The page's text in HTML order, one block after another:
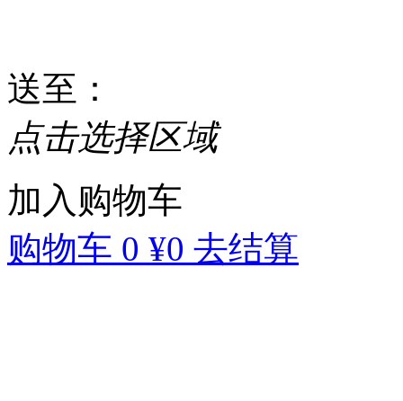
送至 ：
点击选择区域
加入购物车
购物车 0 ¥0 去结算